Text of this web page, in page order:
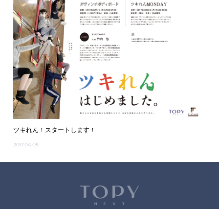
ツキれん！スタートします！
2017.04.05